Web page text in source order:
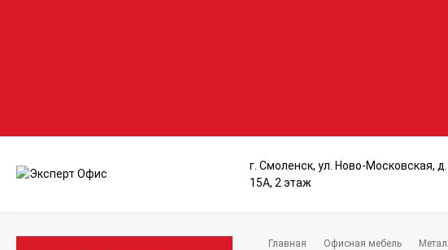
г. Смоленск, ул. Ново-Московская, д.
15А, 2 этаж
Главная Офисная мебель